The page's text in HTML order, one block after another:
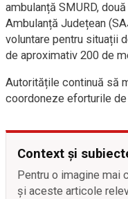
ambulanță SMURD,
Ambulanță Județean
voluntare pentru situații
de aproximativ 200 de
Autoritățile continuă să
coordoneze eforturile de
Context și
Pentru o imagine mai
și aceste articole